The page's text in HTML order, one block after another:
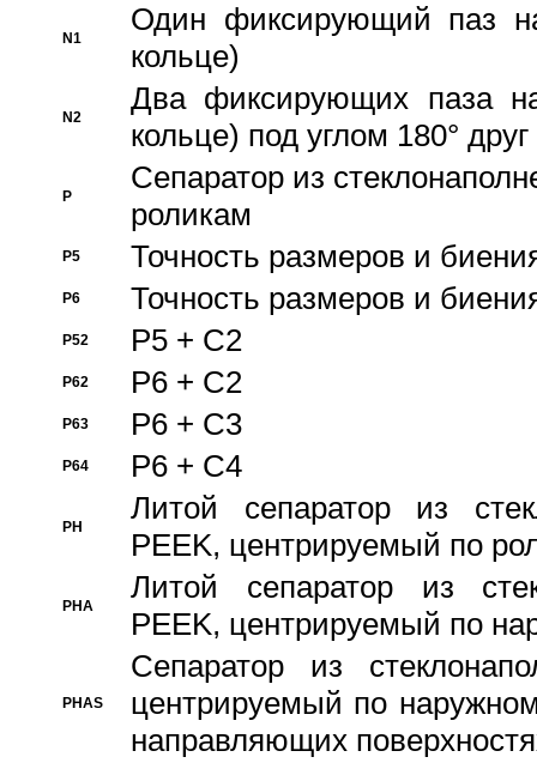
N1
Один фиксирующий паз
кольце)
N2
Два фиксирующих паза
кольце) под углом 180° друг
P
Cепаратор из
роликам
P5 Точность размеров и
P6 Точность размеров и
P52 P5 + C2
P62 P6 + C2
P63 P6 + C3
P64 P6 + C4
PH
Литой сепаратор из
PEEK, центрируемый по
PHA
Литой сепаратор из
PEEK, центрируемый по
PHAS
Сепаратор из
центрируемый по
направляющих